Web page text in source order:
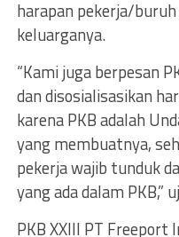
harapan pekerja/
keluarganya.
“Kami juga berpesan
dan disosialisasikan
karena PKB adalah
yang membuatnya,
pekerja wajib tunduk
yang ada dalam PKB,”
PKB XXIII PT Freeport